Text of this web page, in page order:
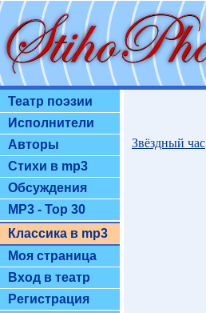
Театр поэзии
Исполнители
Авторы
Стихи в mp3
Обсуждения
MP3 - Top 30
Классика в mp3
Моя страница
Вход в театр
Регистрация
Звёздный час